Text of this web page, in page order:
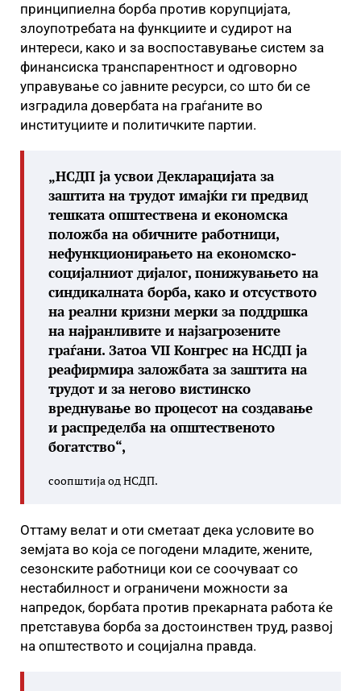
принципиелна борба против корупцијата,
злоупотребата на функциите и судирот на
интереси, како и за воспоставување систем за
финансиска транспарентност и одговорно
управување со јавните ресурси, со што би се
изградила довербата на граѓаните во
институциите и политичките партии.
„НСДП ја усвои Декларацијата за
заштита на трудот имајќи ги предвид
тешката општествена и економска
положба на обичните работници,
нефункционирањето на економско-
социјалниот дијалог, понижувањето на
синдикалната борба, како и отсуството
на реални кризни мерки за поддршка
на најранливите и најзагрозените
граѓани. Затоа VII Конгрес на НСДП ја
реафирмира заложбата за заштита на
трудот и за негово вистинско
вреднување во процесот на создавање
и распределба на општественото
богатство“,
соопштија од НСДП.
Оттаму велат и оти сметаат дека условите во
земјата во која се погодени младите, жените,
сезонските работници кои се соочуваат со
нестабилност и ограничени можности за
напредок, борбата против прекарната работа ќе
претставува борба за достоинствен труд, развој
на општеството и социјална правда.